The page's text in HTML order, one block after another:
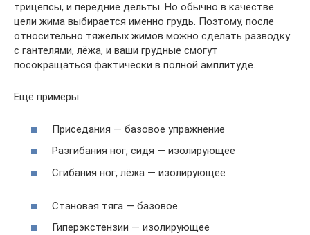
трицепсы, и передние дельты. Но обычно в качестве
цели жима выбирается именно грудь. Поэтому, после
относительно тяжёлых жимов можно сделать разводку
с гантелями, лёжа, и ваши грудные смогут
посокращаться фактически в полной амплитуде.
Ещё примеры:
Приседания — базовое упражнение
Разгибания ног, сидя — изолирующее
Сгибания ног, лёжа — изолирующее
Становая тяга — базовое
Гиперэкстензии — изолирующее